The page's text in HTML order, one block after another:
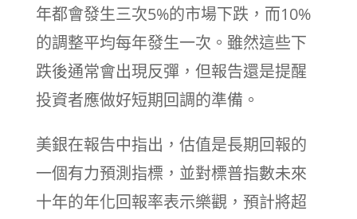
年都會發生三次5%的市場下跌，而10%
的調整平均每年發生一次。雖然這些下
跌後通常會出現反彈，但報告還是提醒
投資者應做好短期回調的準備。
美銀在報告中指出，估值是長期回報的
一個有力預測指標，並對標普指數未來
十年的年化回報率表示樂觀，預計將超